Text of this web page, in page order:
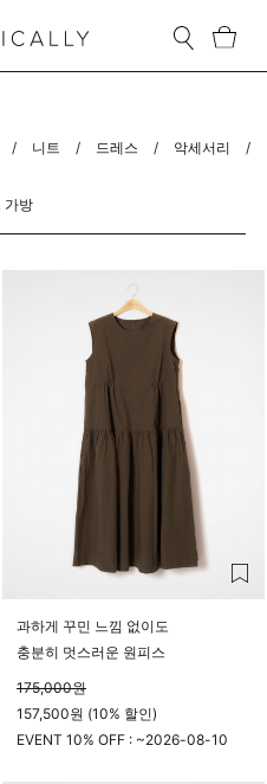
/ 니트 / 드레스 / 악세서리 /
가방
과하게 꾸민 느낌 없이도
충분히 멋스러운 원피스
175,000원
157,500원 (10% 할인)
EVENT 10% OFF : ~2026-08-10